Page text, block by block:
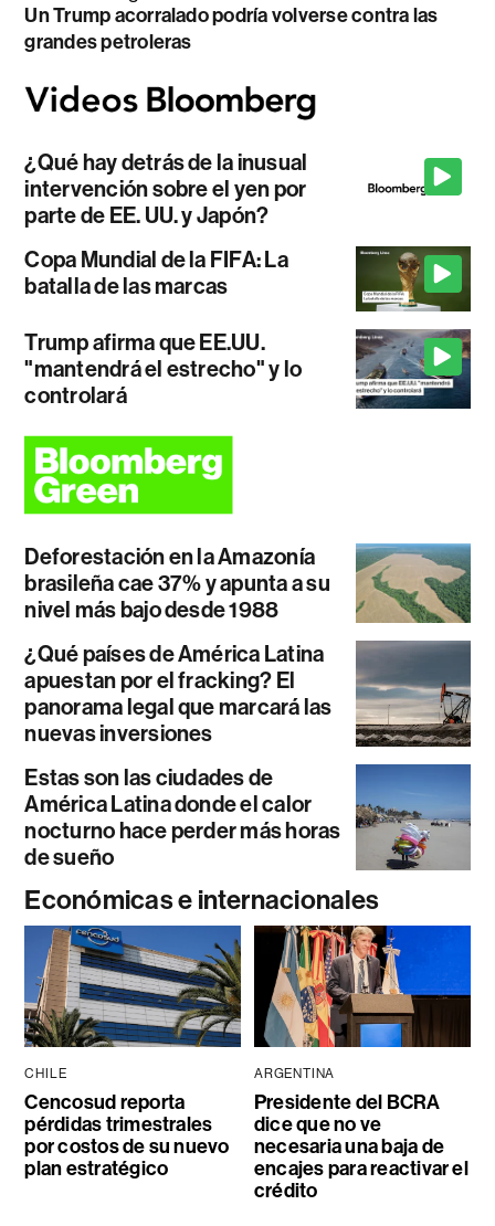
Un Trump acorralado podría volverse contra las
grandes petroleras
¿Qué hay detrás de la inusual
intervención sobre el yen por
parte de EE. UU. y Japón?
Copa Mundial de la FIFA: La
batalla de las marcas
Trump afirma que EE.UU.
"mantendrá el estrecho" y lo
controlará
Deforestación en la Amazonía
brasileña cae 37% y apunta a su
nivel más bajo desde 1988
¿Qué países de América Latina
apuestan por el fracking? El
panorama legal que marcará las
nuevas inversiones
Estas son las ciudades de
América Latina donde el calor
nocturno hace perder más horas
de sueño
Económicas e internacionales
CHILE
Cencosud reporta
pérdidas trimestrales
por costos de su nuevo
plan estratégico
ARGENTINA
Presidente del BCRA
dice que no ve
necesaria una baja de
encajes para reactivar el
crédito